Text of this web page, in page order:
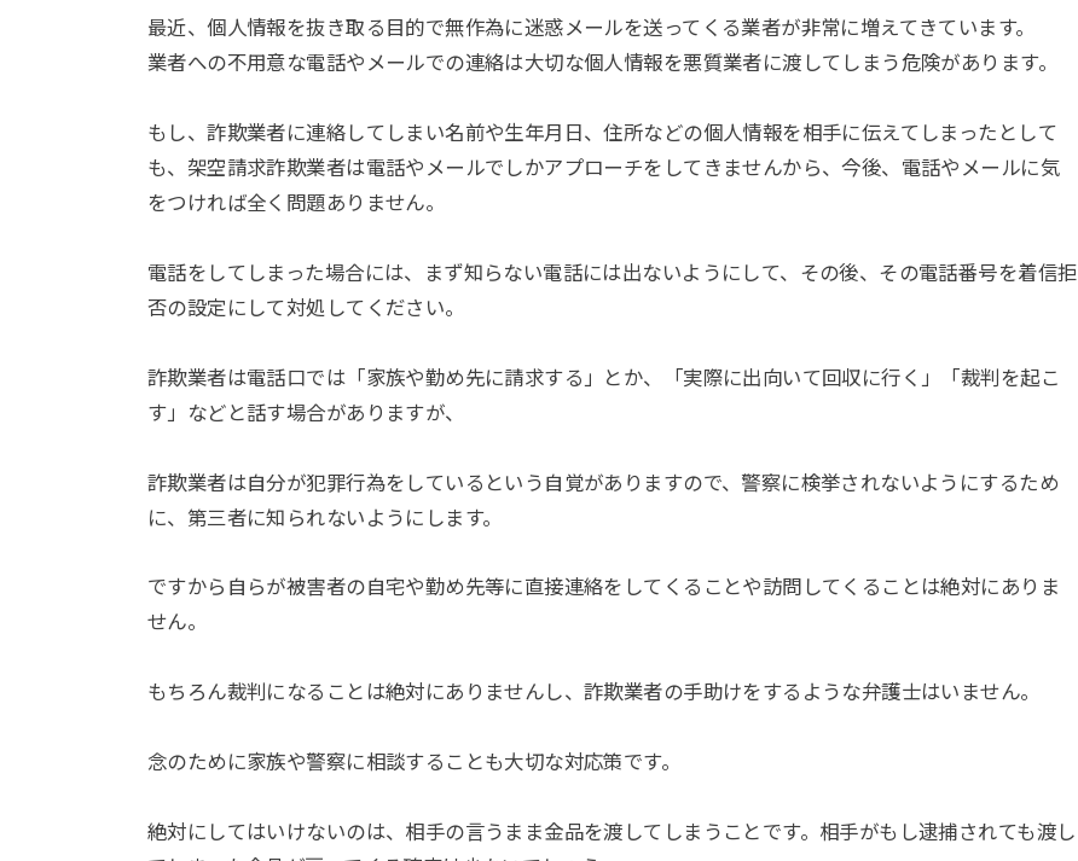
最近、個人情報を抜き取る目的で無作為に迷惑メールを送ってくる業者が非常に増えてきています。
業者への不用意な電話やメールでの連絡は大切な個人情報を悪質業者に渡してしまう危険があります。
もし、詐欺業者に連絡してしまい名前や生年月日、住所などの個人情報を相手に伝えてしまったとして
も、架空請求詐欺業者は電話やメールでしかアプローチをしてきませんから、今後、電話やメールに気
をつければ全く問題ありません。
電話をしてしまった場合には、まず知らない電話には出ないようにして、その後、その電話番号を着信拒
否の設定にして対処してください。
詐欺業者は電話口では「家族や勤め先に請求する」とか、「実際に出向いて回収に行く」「裁判を起こ
す」などと話す場合がありますが、
詐欺業者は自分が犯罪行為をしているという自覚がありますので、警察に検挙されないようにするため
に、第三者に知られないようにします。
ですから自らが被害者の自宅や勤め先等に直接連絡をしてくることや訪問してくることは絶対にありま
せん。
もちろん裁判になることは絶対にありませんし、詐欺業者の手助けをするような弁護士はいません。
念のために家族や警察に相談することも大切な対応策です。
絶対にしてはいけないのは、相手の言うまま金品を渡してしまうことです。相手がもし逮捕されても渡し